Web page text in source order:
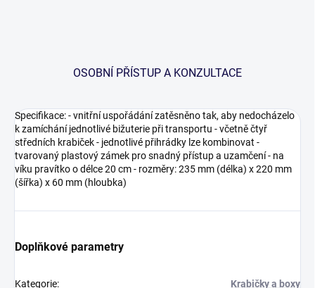
OSOBNÍ PŘÍSTUP A KONZULTACE
Specifikace: - vnitřní uspořádání zatěsněno tak, aby nedocházelo
k zamíchání jednotlivé bižuterie při transportu - včetně čtyř
středních krabiček - jednotlivé přihrádky lze kombinovat -
tvarovaný plastový zámek pro snadný přístup a uzamčení - na
víku pravítko o délce 20 cm - rozměry: 235 mm (délka) x 220 mm
(šířka) x 60 mm (hloubka)
Doplňkové parametry
Kategorie: Krabičky a boxy